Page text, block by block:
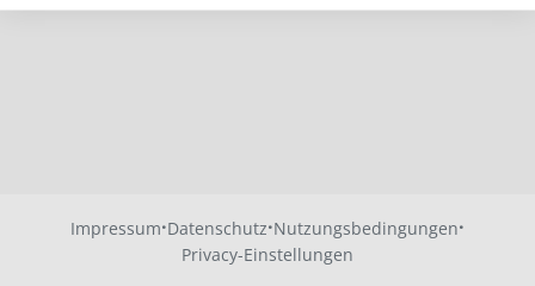
Impressum·Datenschutz·Nutzungsbedingungen·
Privacy-Einstellungen